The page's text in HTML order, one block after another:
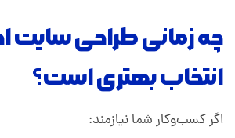
چه زمانی طراحی سایت
انتخاب بهتری است؟
اگر کسب‌وکار شما نیازمند: